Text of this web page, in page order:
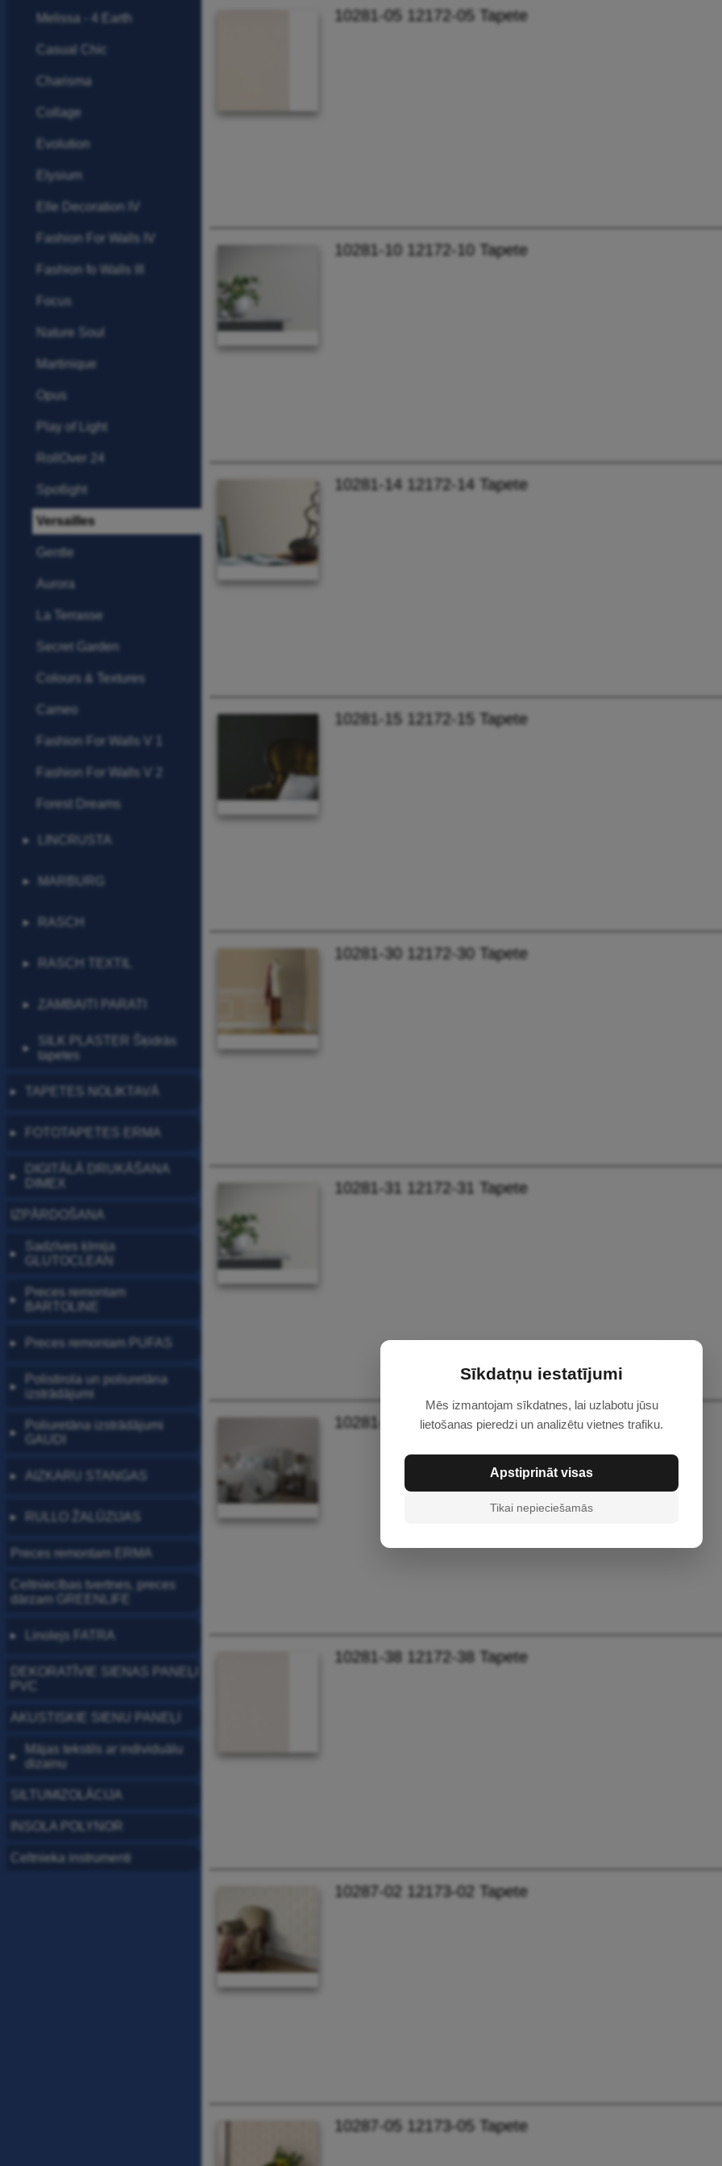
Sīkdatņu iestatījumi
Mēs izmantojam sīkdatnes, lai uzlabotu jūsu
lietošanas pieredzi un analizētu vietnes trafiku.
Apstiprināt visas
Tikai nepieciešamās
Melissa - 4 Earth
Casual Chic
Charisma
Collage
Evolution
Elysium
Elle Decoration IV
Fashion For Walls IV
Fashion fo Walls III
Focus
Nature Soul
Martinique
Opus
Play of Light
RollOver 24
Spotlight
Versailles
Gentle
Aurora
La Terrasse
Secret Garden
Colours & Textures
Cameo
Fashion For Walls V 1
Fashion For Walls V 2
Forest Dreams
▶ LINCRUSTA
▶ MARBURG
▶ RASCH
▶ RASCH TEXTIL
▶ ZAMBAITI PARATI
▶
SILK PLASTER Šķidrās
tapetes
▶ TAPETES NOLIKTAVĀ
▶ FOTOTAPETES ERMA
▶
DIGITĀLĀ DRUKĀŠANA
DIMEX
IZPĀRDOŠANA
▶
Sadzīves ķīmija
GLUTOCLEAN
▶
Preces remontam
BARTOLINE
▶ Preces remontam PUFAS
▶
Polistirola un poliuretāna
izstrādājumi
▶
Poliuretāna izstrādājumi
GAUDI
▶ AIZKARU STANGAS
▶ RULLO ŽALŪZIJAS
Preces remontam ERMA
Celtniecības tvertnes, preces
dārzam GREENLIFE
▶ Linolejs FATRA
DEKORATĪVIE SIENAS PANEĻI
PVC
AKUSTISKIE SIENU PANEĻI
▶
Mājas tekstils ar individuālu
dizainu
SILTUMIZOLĀCIJA
INSOLA POLYNOR
Celtnieka instrumenti
10281-05 12172-05 Tapete
10281-10 12172-10 Tapete
10281-14 12172-14 Tapete
10281-15 12172-15 Tapete
10281-30 12172-30 Tapete
10281-31 12172-31 Tapete
10281-37 12172-37 Tapete
10281-38 12172-38 Tapete
10287-02 12173-02 Tapete
10287-05 12173-05 Tapete